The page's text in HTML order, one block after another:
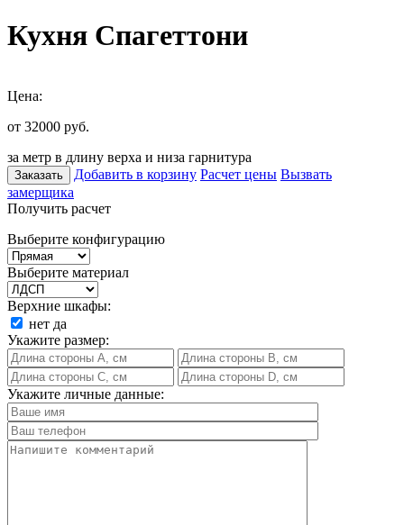
Кухня Спагеттони
Цена:
от 32000 руб.
за метр в длину верха и низа гарнитура
Заказать Добавить в корзину Расчет цены Вызвать
замерщика
Получить расчет
Выберите конфигурацию
Выберите материал
Верхние шкафы:
нет да
Укажите размер:
Укажите личные данные: